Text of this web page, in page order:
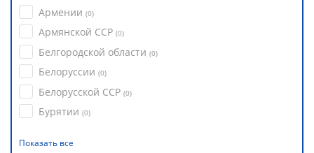
Армении (0)
Армянской ССР (0)
Белгородской области (0)
Белоруссии (0)
Белорусской ССР (0)
Бурятии (0)
Показать все